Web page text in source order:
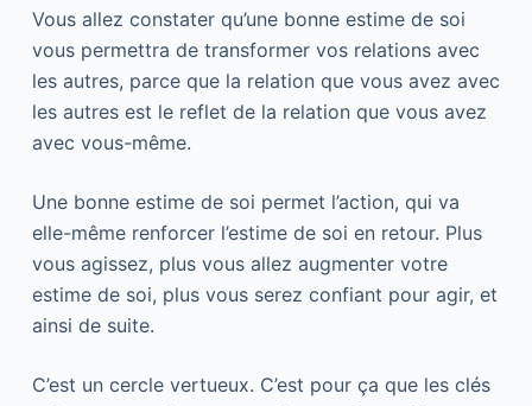
Vous allez constater qu’une bonne estime de soi
vous permettra de transformer vos relations avec
les autres, parce que la relation que vous avez avec
les autres est le reflet de la relation que vous avez
avec vous-même.
Une bonne estime de soi permet l’action, qui va
elle-même renforcer l’estime de soi en retour. Plus
vous agissez, plus vous allez augmenter votre
estime de soi, plus vous serez confiant pour agir, et
ainsi de suite.
C’est un cercle vertueux. C’est pour ça que les clés